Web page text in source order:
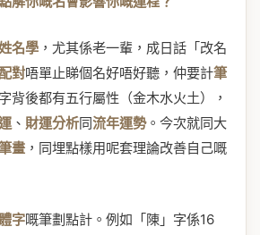
名學 ，尤其係老一輩，成日話「改名
對唔單止睇個名好唔好聽，仲要計筆
背後都有五行屬性（金木水火土），
、 財運分析同流年運勢。今次就同大
畫 ，同埋點樣用呢套理論改善自己嘅
字嘅筆劃點計。例如「陳」字係16